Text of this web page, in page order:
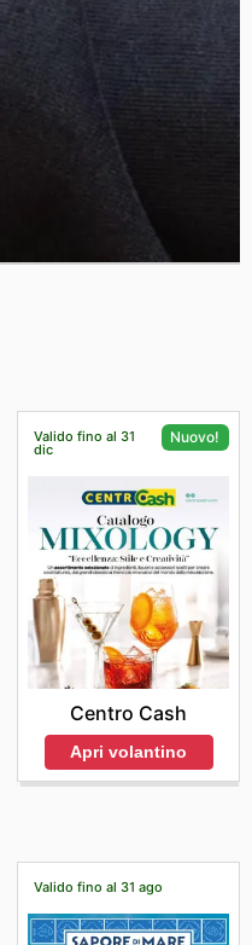
Valido fino al 31
dic
Nuovo!
Centro Cash
Apri volantino
Valido fino al 31 ago